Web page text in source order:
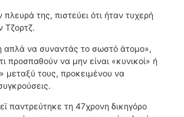
της, πιστεύει ότι ήταν τυχερή
Τζορτζ.
απλά να συναντάς το σωστό άτομο»,
προσπαθούν να μην είναι «κυνικοί» ή
μεταξύ τους, προκειμένου να
παντρεύτηκε τη 47χρονη δικηγόρο